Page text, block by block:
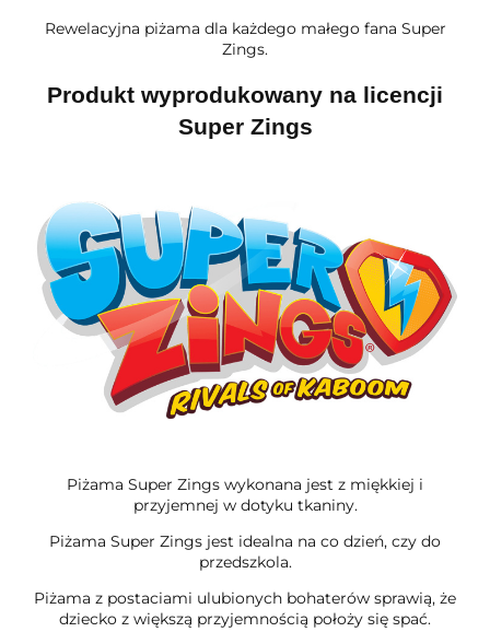
Rewelacyjna piżama dla każdego małego fana Super
Zings.
Produkt wyprodukowany na licencji
Super Zings
Piżama Super Zings wykonana jest z miękkiej i
przyjemnej w dotyku tkaniny.
Piżama Super Zings jest idealna na co dzień, czy do
przedszkola.
Piżama z postaciami ulubionych bohaterów sprawią, że
dziecko z większą przyjemnością położy się spać.